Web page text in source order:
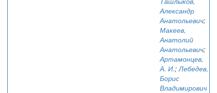
Александр
Анатольевич;
Макеев,
Анатолий
Анатольевич;
Артамонцев,
А. И.;Лебедев,
Борис
Владимирович